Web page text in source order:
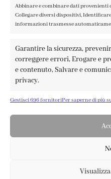
Abbinare e combinare dati provenienti
Collegare diversi dispositivi,
informazioni trasmesse
Garantire la sicurezza,
correggere errori, Erogare e
e contenuto, Salvare e
privacy.
Gestisci 696 fornitoriPer saperne di più
FABBRICA DEL COLORE, VIA
– ©ABRALUX SRL P.IVA